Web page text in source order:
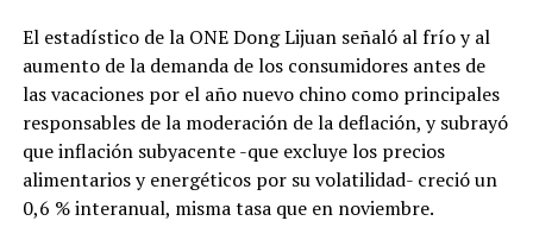
El estadístico de la ONE Dong Lijuan señaló al frío y al
aumento de la demanda de los consumidores antes de
las vacaciones por el año nuevo chino como principales
responsables de la moderación de la deflación, y subrayó
que inflación subyacente -que excluye los precios
alimentarios y energéticos por su volatilidad- creció un
0,6 % interanual, misma tasa que en noviembre.